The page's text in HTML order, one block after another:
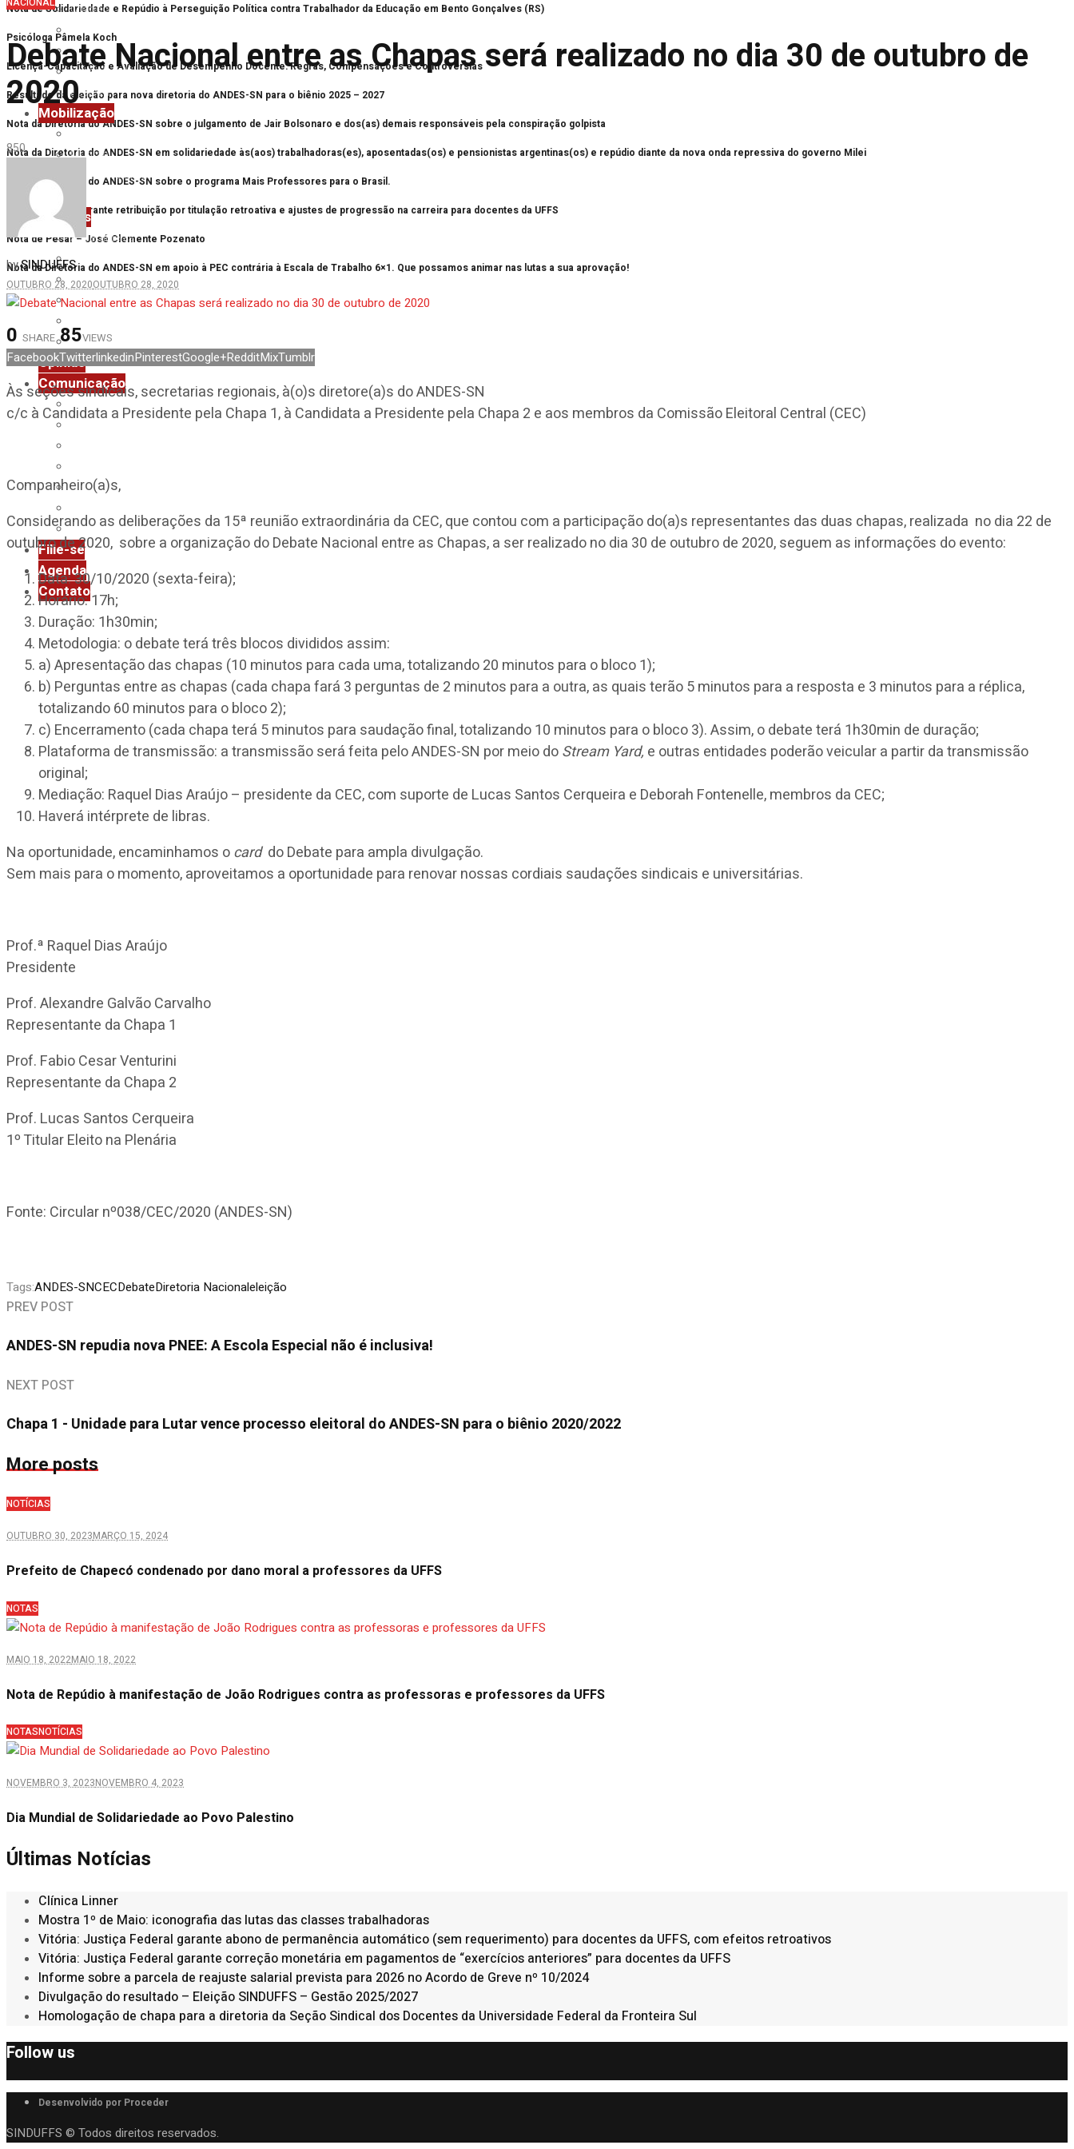
Nota de Solidariedade e Repúdio à Perseguição Política contra Trabalhador da Educação em Bento Gonçalves (RS)
Psicóloga Pâmela Koch
Licença-Capacitação e Avaliação de Desempenho Docente: Regras, Compensações e Controvérsias
Resultado da eleição para nova diretoria do ANDES-SN para o biênio 2025 – 2027
Nota da Diretoria do ANDES-SN sobre o julgamento de Jair Bolsonaro e dos(as) demais responsáveis pela conspiração golpista
Nota da Diretoria do ANDES-SN em solidariedade às(aos) trabalhadoras(es), aposentadas(os) e pensionistas argentinas(os) e repúdio diante da nova onda repressiva do governo Milei
Nota da Diretoria do ANDES-SN sobre o programa Mais Professores para o Brasil.
Vitória: Justiça garante retribuição por titulação retroativa e ajustes de progressão na carreira para docentes da UFFS
Nota de Pesar – José Clemente Pozenato
Nota da Diretoria do ANDES-SN em apoio à PEC contrária à Escala de Trabalho 6×1. Que possamos animar nas lutas a sua aprovação!
Chapecó
Erechim
Laranjeiras do Sul
Passo Fundo
Realeza
Mobilização
Mutirão
Primavera UFFS
Notícias
Assembleias
Eventos
Imprensa
Mobilização
Notas
Opinião
Comunicação
Assessoria de Imprensa
InformANDES
Revista Universidade & Sociedade
Filie-se
Agenda
Contato
Debate Nacional entre as Chapas será realizado no dia 30 de outubro de
2020
850
bySINDUFFS
OUTUBRO 28, 2020OUTUBRO 28, 2020
0 SHARE 85VIEWS
FacebookTwitterlinkedinPinterestGoogle+RedditMixTumblr
Às seções sindicais, secretarias regionais, à(o)s diretore(a)s do ANDES-SN
c/c à Candidata a Presidente pela Chapa 1, à Candidata a Presidente pela Chapa 2 e aos membros da Comissão Eleitoral Central (CEC)
Companheiro(a)s,
Considerando as deliberações da 15ª reunião extraordinária da CEC, que contou com a participação do(a)s representantes das duas chapas, realizada no dia 22 de
outubro de 2020, sobre a organização do Debate Nacional entre as Chapas, a ser realizado no dia 30 de outubro de 2020, seguem as informações do evento:
Data: 30/10/2020 (sexta-feira);
Horário: 17h;
Duração: 1h30min;
Metodologia: o debate terá três blocos divididos assim:
a) Apresentação das chapas (10 minutos para cada uma, totalizando 20 minutos para o bloco 1);
b) Perguntas entre as chapas (cada chapa fará 3 perguntas de 2 minutos para a outra, as quais terão 5 minutos para a resposta e 3 minutos para a réplica,
totalizando 60 minutos para o bloco 2);
c) Encerramento (cada chapa terá 5 minutos para saudação final, totalizando 10 minutos para o bloco 3). Assim, o debate terá 1h30min de duração;
Plataforma de transmissão: a transmissão será feita pelo ANDES-SN por meio doStream Yard, e outras entidades poderão veicular a partir da transmissão
original;
Mediação: Raquel Dias Araújo – presidente da CEC, com suporte de Lucas Santos Cerqueira e Deborah Fontenelle, membros da CEC;
Haverá intérprete de libras.
Na oportunidade, encaminhamos ocarddo Debate para ampla divulgação.
Sem mais para o momento, aproveitamos a oportunidade para renovar nossas cordiais saudações sindicais e universitárias.
Prof.ª Raquel Dias Araújo
Presidente
Prof. Alexandre Galvão Carvalho
Representante da Chapa 1
Prof. Fabio Cesar Venturini
Representante da Chapa 2
Prof. Lucas Santos Cerqueira
1º Titular Eleito na Plenária
Fonte: Circular nº038/CEC/2020 (ANDES-SN)
Tags:ANDES-SNCECDebateDiretoria Nacionaleleição
PREV POST
ANDES-SN repudia nova PNEE: A Escola Especial não é inclusiva!
NEXT POST
Chapa 1 - Unidade para Lutar vence processo eleitoral do ANDES-SN para o biênio 2020/2022
More posts
NOTÍCIAS
OUTUBRO 30, 2023MARÇO 15, 2024
Prefeito de Chapecó condenado por dano moral a professores da UFFS
NOTAS
MAIO 18, 2022MAIO 18, 2022
Nota de Repúdio à manifestação de João Rodrigues contra as professoras e professores da UFFS
NOTASNOTÍCIAS
NOVEMBRO 3, 2023NOVEMBRO 4, 2023
Dia Mundial de Solidariedade ao Povo Palestino
Últimas Notícias
Clínica Linner
Mostra 1º de Maio: iconografia das lutas das classes trabalhadoras
Vitória: Justiça Federal garante abono de permanência automático (sem requerimento) para docentes da UFFS, com efeitos retroativos
Vitória: Justiça Federal garante correção monetária em pagamentos de “exercícios anteriores” para docentes da UFFS
Informe sobre a parcela de reajuste salarial prevista para 2026 no Acordo de Greve nº 10/2024
Divulgação do resultado – Eleição SINDUFFS – Gestão 2025/2027
Homologação de chapa para a diretoria da Seção Sindical dos Docentes da Universidade Federal da Fronteira Sul
Follow us
Desenvolvido por Proceder
SINDUFFS © Todos direitos reservados.